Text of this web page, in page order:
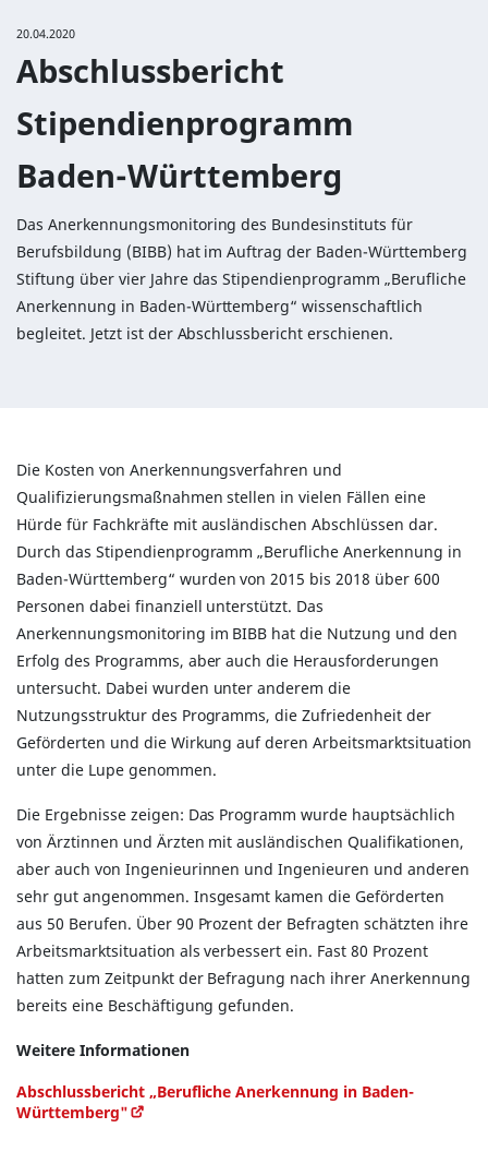
20.04.2020
Abschlussbericht
Stipendienprogramm
Baden-Württemberg
Das Anerkennungsmonitoring des Bundesinstituts für
Berufsbildung (BIBB) hat im Auftrag der Baden-Württemberg
Stiftung über vier Jahre das Stipendienprogramm „Berufliche
Anerkennung in Baden-Württemberg“ wissenschaftlich
begleitet. Jetzt ist der Abschlussbericht erschienen.
Die Kosten von Anerkennungsverfahren und
Qualifizierungsmaßnahmen stellen in vielen Fällen eine
Hürde für Fachkräfte mit ausländischen Abschlüssen dar.
Durch das Stipendienprogramm „Berufliche Anerkennung in
Baden-Württemberg“ wurden von 2015 bis 2018 über 600
Personen dabei finanziell unterstützt. Das
Anerkennungsmonitoring im BIBB hat die Nutzung und den
Erfolg des Programms, aber auch die Herausforderungen
untersucht. Dabei wurden unter anderem die
Nutzungsstruktur des Programms, die Zufriedenheit der
Geförderten und die Wirkung auf deren Arbeitsmarktsituation
unter die Lupe genommen.
Die Ergebnisse zeigen: Das Programm wurde hauptsächlich
von Ärztinnen und Ärzten mit ausländischen Qualifikationen,
aber auch von Ingenieurinnen und Ingenieuren und anderen
sehr gut angenommen. Insgesamt kamen die Geförderten
aus 50 Berufen. Über 90 Prozent der Befragten schätzten ihre
Arbeitsmarktsituation als verbessert ein. Fast 80 Prozent
hatten zum Zeitpunkt der Befragung nach ihrer Anerkennung
bereits eine Beschäftigung gefunden.
Weitere Informationen
Abschlussbericht „Berufliche Anerkennung in Baden-
Württemberg"